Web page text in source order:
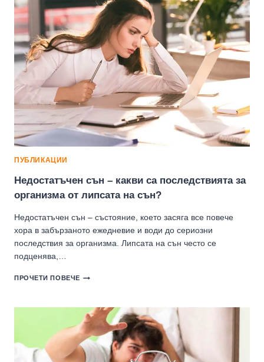
СЕ
ПОЧУВСТВАМЕ
ОТНОВО
ОТПОЧИНАЛИ
И
ПРЕОДОЛЕЕМ
ПРОЛЕТНАТА
УМОРА?
ПУБЛИКАЦИИ
Недостатъчен сън – какви са последствията за
организма от липсата на сън?
Недостатъчен сън – състояние, което засяга все повече
хора в забързаното ежедневие и води до сериозни
последствия за организма. Липсата на сън често се
подценява,…
ПРОЧЕТИ ПОВЕЧЕНЕДОСТАТЪЧЕН
СА
ПОСЛЕДСТВИЯТА
ЗА
ОРГАНИЗМА
ОТ